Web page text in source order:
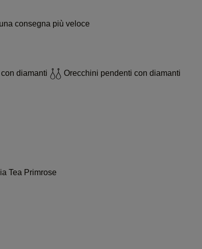
consegna più veloce
diamanti
Orecchini pendenti con diamanti
Tea Primrose